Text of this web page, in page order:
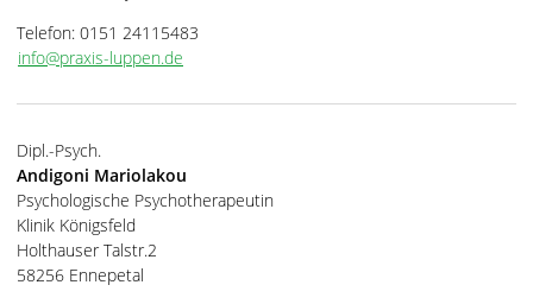
Telefon: 0151 24115483
info@praxis-luppen.de
Dipl.-Psych.
Andigoni Mariolakou
Psychologische Psychotherapeutin
Klinik Königsfeld
Holthauser Talstr.2
58256 Ennepetal